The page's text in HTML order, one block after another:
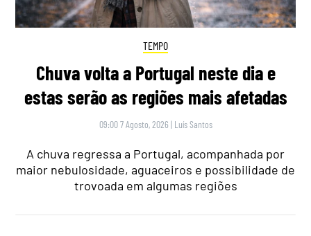
TEMPO
Chuva volta a Portugal neste dia e
estas serão as regiões mais afetadas
09:00 7 Agosto, 2026 | Luís Santos
A chuva regressa a Portugal, acompanhada por
maior nebulosidade, aguaceiros e possibilidade de
trovoada em algumas regiões